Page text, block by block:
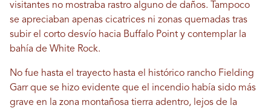
visitantes no mostraba rastro alguno de daños. Tampoco
se apreciaban apenas cicatrices ni zonas quemadas tras
subir el corto desvío hacia Buffalo Point y contemplar la
bahía de White Rock.
No fue hasta el trayecto hasta el histórico rancho Fielding
Garr que se hizo evidente que el incendio había sido más
grave en la zona montañosa tierra adentro, lejos de la